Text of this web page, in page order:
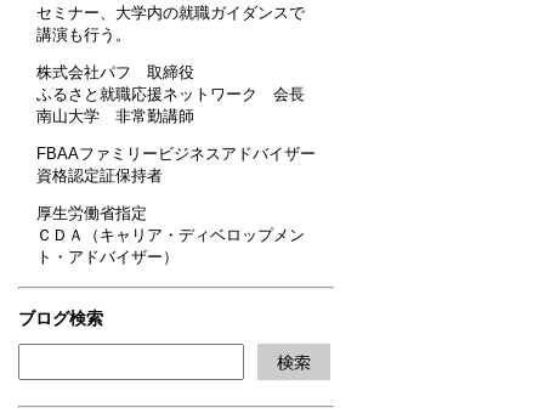
セミナー、大学内の就職ガイダンスで
講演も行う。
株式会社パフ 取締役
ふるさと就職応援ネットワーク 会長
南山大学 非常勤講師
FBAAファミリービジネスアドバイザー
資格認定証保持者
厚生労働省指定
ＣＤＡ（キャリア・ディベロップメン
ト・アドバイザー）
ブログ検索